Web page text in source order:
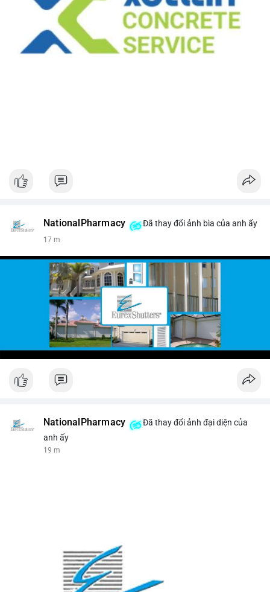
NationalPharmacy Đã thay đổi ảnh bìa của anh ấy
17 m
NationalPharmacy
Đã thay đổi ảnh đại diện của
anh ấy
19 m